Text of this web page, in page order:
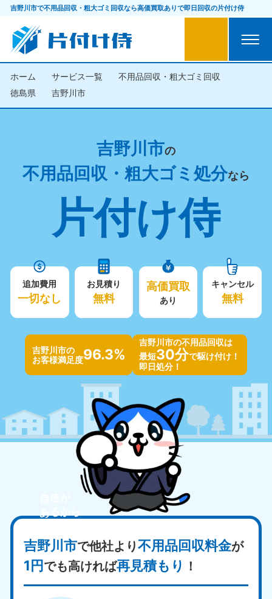
吉野川市で不用品回収・粗大ゴミ回収なら高価買取ありで即日回収の片付け侍
ホーム サービス一覧
不用品回収・粗大ゴミ回収
徳島県
吉野川市
吉野川市の
不用品回収・粗大ゴミ処分なら
片付け侍
追加費用
一切なし
お見積り
無料
高価買取
あり
キャンセル
無料
吉野川市の
お客様満足度96.3%
吉野川市の不用品回収は
最短30分で駆け付け！
即日処分！
吉野川市で他社より不用品回収料金が
1円でも高ければ再見積もり ！